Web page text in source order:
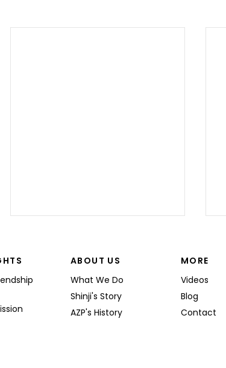
ABOUT US
What We Do
Shinji's Story
AZP's History
MORE
Videos
Blog
Contact